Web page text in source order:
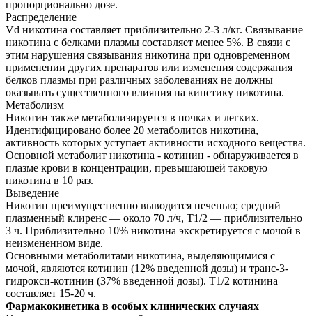
пропорционально дозе.
Распределение
Vd никотина составляет приблизительно 2-3 л/кг. Связывание
никотина с белками плазмы составляет менее 5%. В связи с
этим нарушения связывания никотина при одновременном
применении других препаратов или изменения содержания
белков плазмы при различных заболеваниях не должны
оказывать существенного влияния на кинетику никотина.
Метаболизм
Никотин также метаболизируется в почках и легких.
Идентифицировано более 20 метаболитов никотина,
активность которых уступает активности исходного вещества.
Основной метаболит никотина - котинин - обнаруживается в
плазме крови в концентрации, превышающей таковую
никотина в 10 раз.
Выведение
Никотин преимущественно выводится печенью; средний
плазменный клиренс — около 70 л/ч, T1/2 — приблизительно
3 ч. Приблизительно 10% никотина экскретируется с мочой в
неизмененном виде.
Основными метаболитами никотина, выделяющимися с
мочой, являются котинин (12% введенной дозы) и транс-3-
гидрокси-котинин (37% введенной дозы). T1/2 котинина
составляет 15-20 ч.
Фармакокинетика в особых клинических случаях